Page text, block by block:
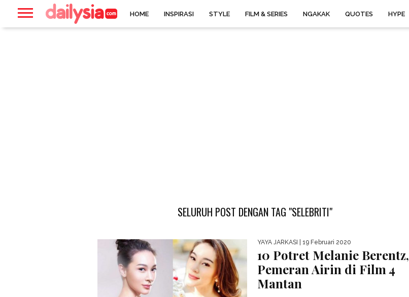
HOME INSPIRASI STYLE FILM & SERIES NGAKAK QUOTES HYPE
SELURUH POST DENGAN TAG "SELEBRITI"
YAYA JARKASI | 19 Februari 2020
10 Potret Melanie Berentz,
Pemeran Airin di Film 4
Mantan